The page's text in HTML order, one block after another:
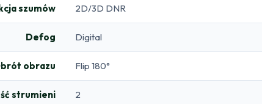
szumów 2D/3D DNR
Defog Digital
obrazu Flip 180°
strumieni 2